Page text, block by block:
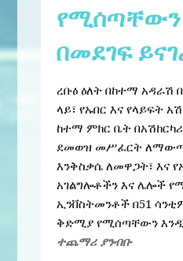
የሚሰጣቸውን
በመደገፍ
ረቡዕ ዕለት በከተማ አዳራሽ
ላይ፣ የኡበር እና የላይፍት
ከተማ ምክር ቤት
ደመወዝ መሥፈርት
እንቅስቃሴ ለመዋጋት፣ እና
አገልግሎቶችን እና ሌሎች
ኢንቨስትመንቶች በ51
ቅድሚያ የሚሰጣቸውን
ተጨማሪ ያንብቡ